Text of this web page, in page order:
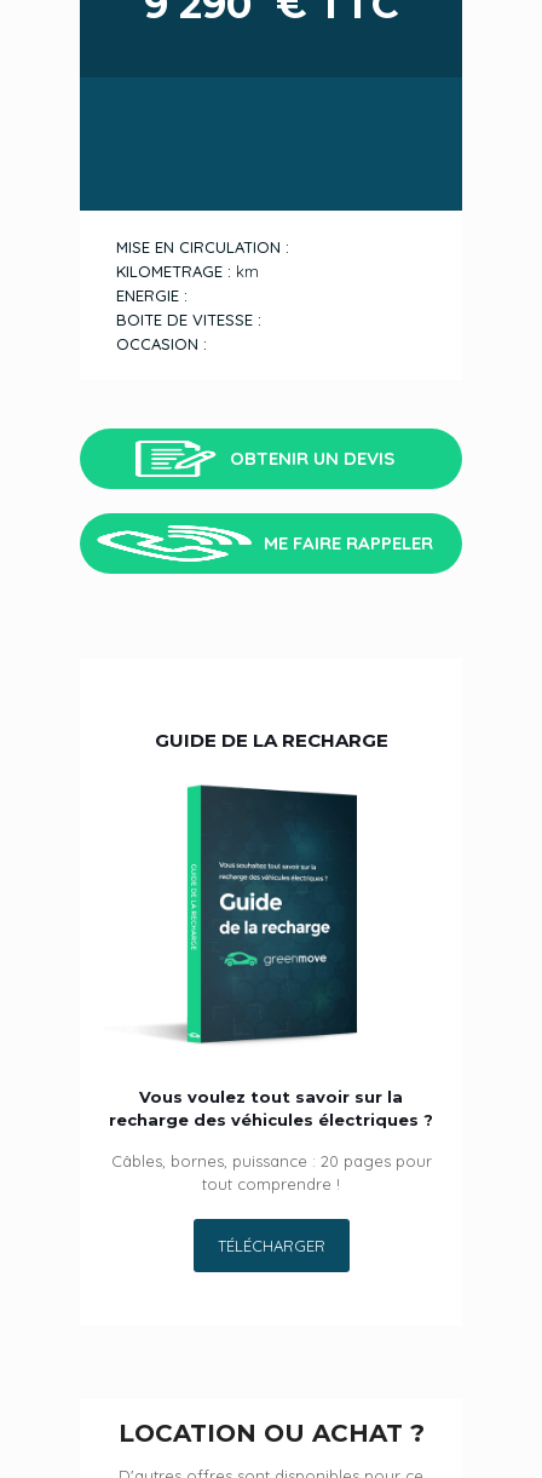
MISE EN CIRCULATION :
KILOMETRAGE : km
ENERGIE :
BOITE DE VITESSE :
OCCASION :
OBTENIR UN DEVIS
ME FAIRE RAPPELER
GUIDE DE LA RECHARGE
Vous voulez tout savoir sur la
recharge des véhicules électriques ?
Câbles, bornes, puissance : 20 pages pour
tout comprendre !
TÉLÉCHARGER
LOCATION OU ACHAT ?